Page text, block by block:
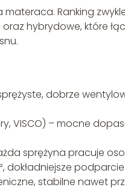
Ranking
hybrydowe, które
dobrze
VISCO) – mocne
sprężyna pracuje
dokładniejsze
stabilne nawet